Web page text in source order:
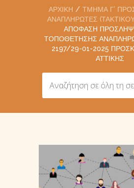
ΑΡΧΙΚΉ
ΤΜΉΜΑ Γ’
ΑΝΑΠΛΗΡΩΤΈΣ
ΑΠΌΦΑΣΗ
ΤΟΠΟΘΈΤΗΣΗΣ
2197/29-01-2025
ΑΤΤΙΚΉΣ